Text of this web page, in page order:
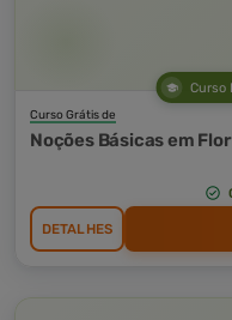
Curso
Curso Grátis de
Noções Básicas em
DETALHES